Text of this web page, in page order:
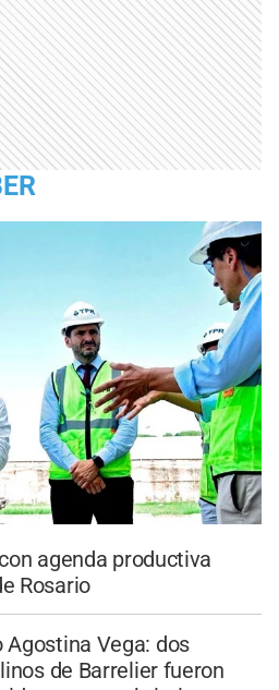
agenda productiva
Rosario
Agostina Vega: dos
de Barrelier fueron